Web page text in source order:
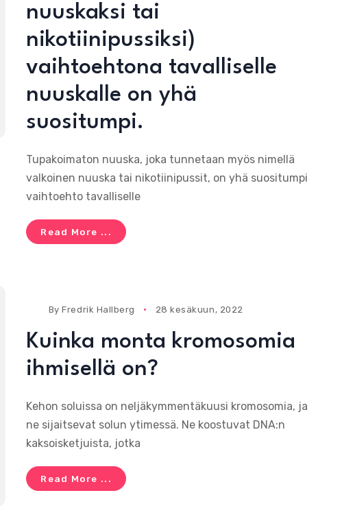
nuuskaksi tai
nikotiinipussiksi)
vaihtoehtona tavalliselle
nuuskalle on yhä
suositumpi.
Tupakoimaton nuuska, joka tunnetaan myös nimellä
valkoinen nuuska tai nikotiinipussit, on yhä suositumpi
vaihtoehto tavalliselle
Read More ...
ByFredrik Hallberg 28 kesäkuun, 2022
Kuinka monta kromosomia
ihmisellä on?
Kehon soluissa on neljäkymmentäkuusi kromosomia, ja
ne sijaitsevat solun ytimessä. Ne koostuvat DNA:n
kaksoisketjuista, jotka
Read More ...